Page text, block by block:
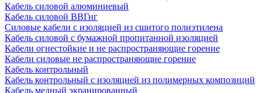
Кабель силовой алюминиевый
Кабель силовой ВВГнг
Силовые кабели с изоляцией из сшитого полиэтилена
Кабель силовой с бумажной пропитанной изоляцией
Кабели огнестойкие и не распространяющие горение
Кабели силовые не распространяющие горение
Кабель контрольный
Кабель контрольный с изоляцией из полимерных композиций
Кабель медный экранированный